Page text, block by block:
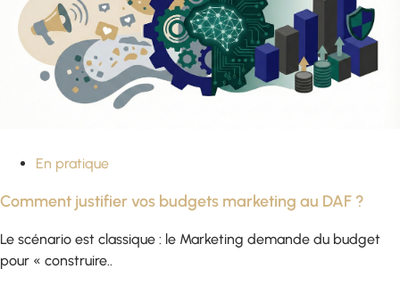
En pratique
Comment justifier vos budgets marketing au DAF ?
Le scénario est classique : le Marketing demande du budget
pour « construire..